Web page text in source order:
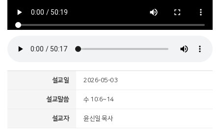
설교일 2026-05-03
설교말씀 수 10:6~14
설교자 윤신일 목사